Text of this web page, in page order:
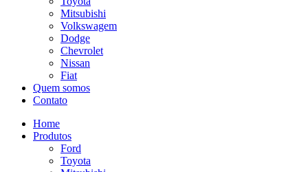
Mitsubishi
Volkswagem
Dodge
Chevrolet
Nissan
Fiat
Quem somos
Contato
Home
Produtos
Ford
Toyota